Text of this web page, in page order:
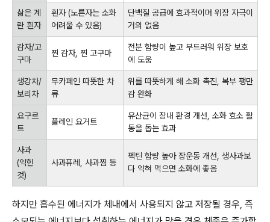
삶은 계
란 흰자
흰자 (노른자는 소화
어려울 수 있음)
단백질 공급에 효과적이며 위장 자극이
거의 없음
감자/고
구마
찐 감자, 찐 고구마
전분 함량이 높고 부드러워 위장 보호
에 도움
생강차/
보리차
무카페인 따뜻한 차
류
위를 따뜻하게 해 소화 촉진, 복부 팽만
감 완화
요구르
트
플레인 요거트
유산균이 장내 환경 개선, 소화 효소 활
동을 돕는 효과
사과
(익힌
것)
사과퓨레, 사과찜 등
펙틴 함량 높아 장운동 개선, 생사과보
다 익혀 먹으면 소화에 좋음
하지만 흡수된 에너지가 체내에서 사용되지 않고 저장될 경우, 즉